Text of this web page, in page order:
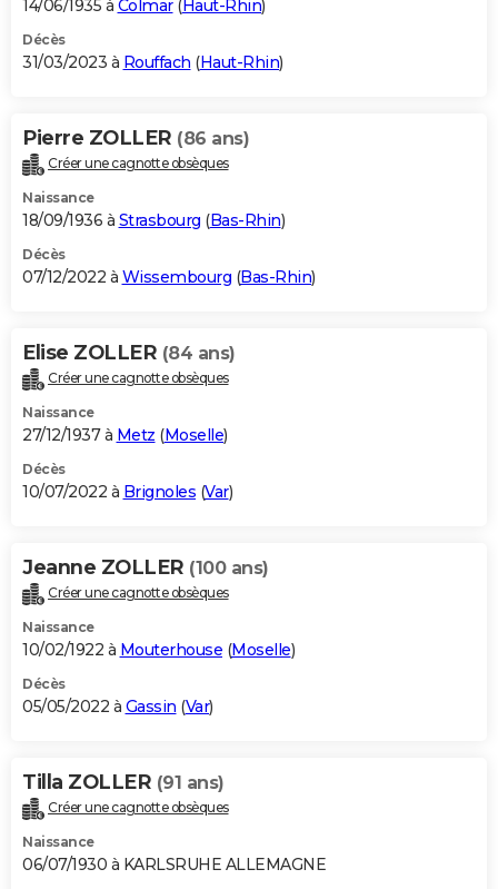
14/06/1935 à Colmar( Haut-Rhin)
Décès
31/03/2023 à Rouffach (Haut-Rhin)
Pierre ZOLLER (86 ans)
Créer une cagnotte obsèques
Naissance
18/09/1936 à Strasbourg (Bas-Rhin)
Décès
07/12/2022 à Wissembourg (Bas-Rhin)
Elise ZOLLER (84 ans)
Créer une cagnotte obsèques
Naissance
27/12/1937 à Metz (Moselle)
Décès
10/07/2022 à Brignoles (Var)
Jeanne ZOLLER (100 ans)
Créer une cagnotte obsèques
Naissance
10/02/1922 à Mouterhouse (Moselle)
Décès
05/05/2022 à Gassin (Var)
Tilla ZOLLER (91 ans)
Créer une cagnotte obsèques
Naissance
06/07/1930 à KARLSRUHE ALLEMAGNE